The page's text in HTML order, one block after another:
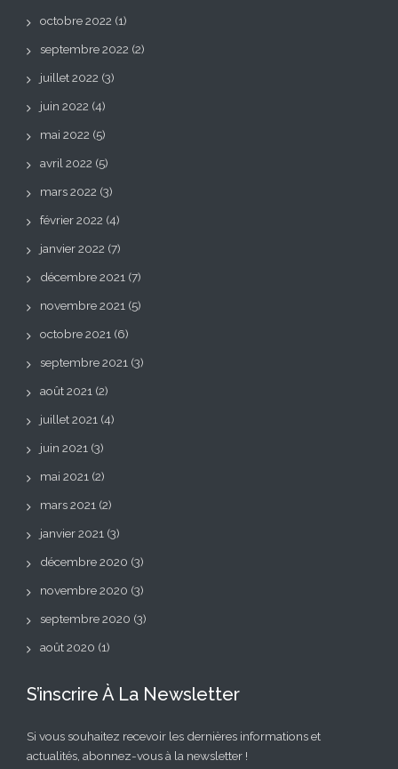
octobre 2022 (1)
septembre 2022 (2)
juillet 2022 (3)
juin 2022 (4)
mai 2022 (5)
avril 2022 (5)
mars 2022 (3)
février 2022 (4)
janvier 2022 (7)
décembre 2021 (7)
novembre 2021 (5)
octobre 2021 (6)
septembre 2021 (3)
août 2021 (2)
juillet 2021 (4)
juin 2021 (3)
mai 2021 (2)
mars 2021 (2)
janvier 2021 (3)
décembre 2020 (3)
novembre 2020 (3)
septembre 2020 (3)
août 2020 (1)
S’inscrire À La Newsletter
Si vous souhaitez recevoir les dernières informations et
actualités, abonnez-vous à la newsletter !